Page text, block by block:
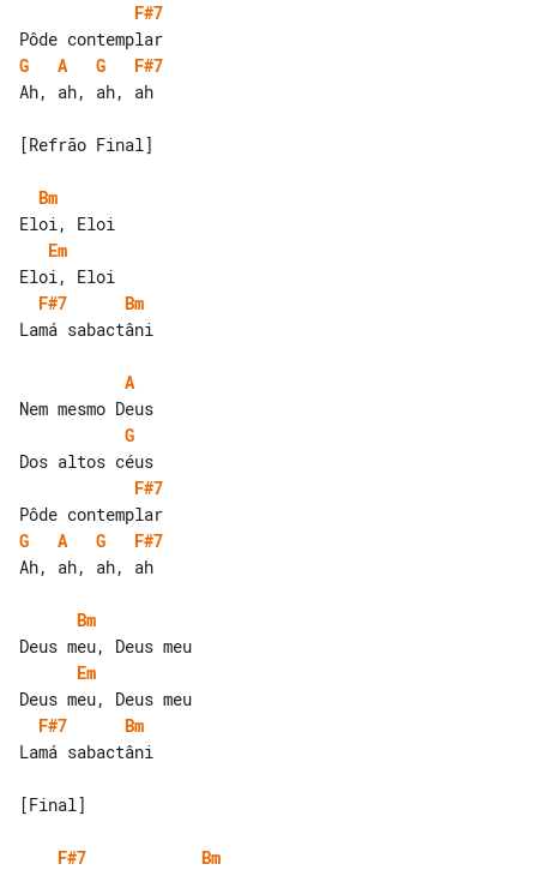
F#7
G
A G
F#7
Ah, ah, ah, ah
[Refrão Final]
Bm
Em
F#7
Bm
Lamá sabactâni
A
G
F#7
G
A G
F#7
Ah, ah, ah, ah
Bm
Em
F#7
Bm
Lamá sabactâni
[Final]
F#7
Bm